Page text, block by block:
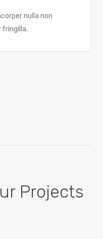
nulla non
Projects